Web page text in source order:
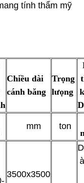
tính thẩm mỹ
Chiều dài
cánh băng
Trọng
lưọng
mm ton
3500x3500